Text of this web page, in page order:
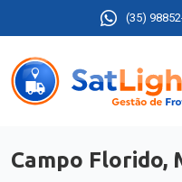
(35)
Campo Florido,